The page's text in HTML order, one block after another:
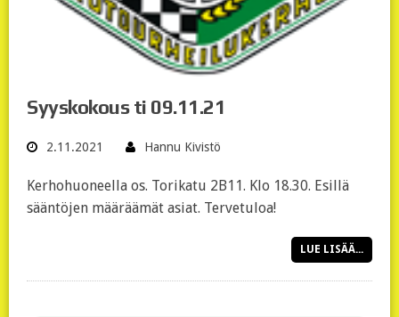
Syyskokous ti 09.11.21
2.11.2021 Hannu Kivistö
Kerhohuoneella os. Torikatu 2B11. Klo 18.30. Esillä
sääntöjen määräämät asiat. Tervetuloa!
LUE LISÄÄ...